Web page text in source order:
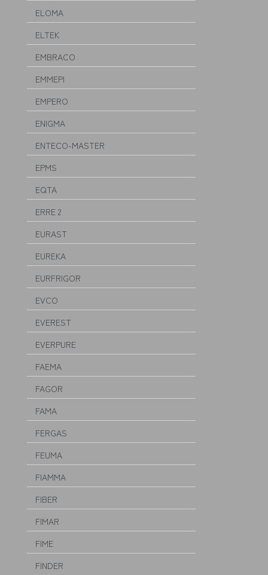
ELOMA
ELTEK
EMBRACO
EMMEPI
EMPERO
ENIGMA
ENTECO-MASTER
EPMS
EQTA
ERRE 2
EURAST
EUREKA
EURFRIGOR
EVCO
EVEREST
EVERPURE
FAEMA
FAGOR
FAMA
FERGAS
FEUMA
FIAMMA
FIBER
FIMAR
FIME
FINDER